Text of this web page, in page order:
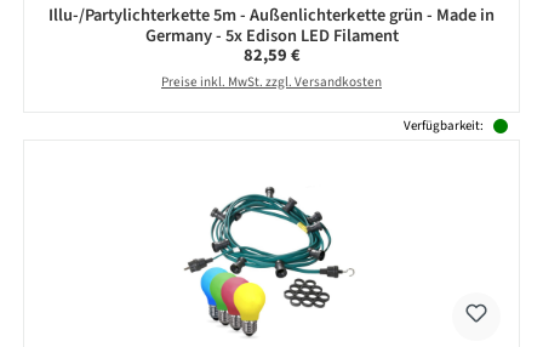
Illu-/Partylichterkette 5m - Außenlichterkette grün - Made in
Germany - 5x Edison LED Filament
Regulärer Preis:
82,59 €
Preise inkl. MwSt. zzgl. Versandkosten
Verfügbarkeit: